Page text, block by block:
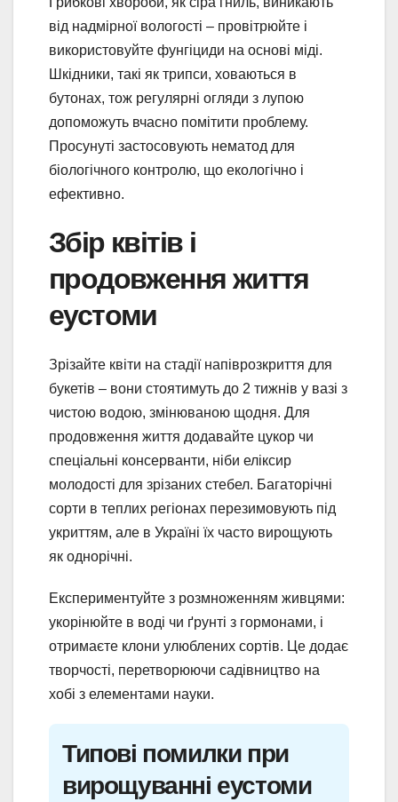
від надмірної вологості – провітрюйте і
використовуйте фунгіциди на основі міді.
Шкідники, такі як трипси, ховаються в
бутонах, тож регулярні огляди з лупою
допоможуть вчасно помітити проблему.
Просунуті застосовують нематод для
біологічного контролю, що екологічно і
ефективно.
Збір квітів і
продовження життя
еустоми
Зрізайте квіти на стадії напіврозкриття для
букетів – вони стоятимуть до 2 тижнів у вазі з
чистою водою, змінюваною щодня. Для
продовження життя додавайте цукор чи
спеціальні консерванти, ніби еліксир
молодості для зрізаних стебел. Багаторічні
сорти в теплих регіонах перезимовують під
укриттям, але в Україні їх часто вирощують
як однорічні.
Експериментуйте з розмноженням живцями:
укорінюйте в воді чи ґрунті з гормонами, і
отримаєте клони улюблених сортів. Це додає
творчості, перетворюючи садівництво на
хобі з елементами науки.
Типові помилки при
вирощуванні еустоми